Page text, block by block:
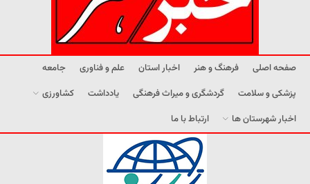
صفحه اصلی فرهنگ و هنر اخبار استان علم و فناوری
جامعه
پزشکی و سلامت
گردشگری و میراث فرهنگی یادداشت
کشاورزی
اخبار شهرستان ها
ارتباط با ما